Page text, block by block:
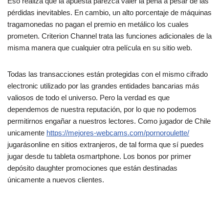
pérdidas inevitables. En cambio, un alto porcentaje de máquinas
tragamonedas no pagan el premio en metálico los cuales
prometen. Criterion Channel trata las funciones adicionales de la
misma manera que cualquier otra película en su sitio web.
Todas las transacciones están protegidas con el mismo cifrado
electronic utilizado por las grandes entidades bancarias más
valiosos de todo el universo. Pero la verdad es que
dependemos de nuestra reputación, por lo que no podemos
permitirnos engañar a nuestros lectores. Como jugador de Chile
unicamente https://mejores-webcams.com/pornoroulette/
jugarásonline en sitios extranjeros, de tal forma que sí puedes
jugar desde tu tableta osmartphone. Los bonos por primer
depósito daughter promociones que están destinadas
únicamente a nuevos clientes.